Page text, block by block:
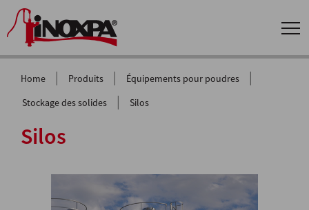
Home | Produits | Équipements pour poudres |
Stockage des solides | Silos
Silos